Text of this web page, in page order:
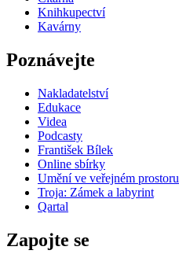
Knihkupectví
Kavárny
Poznávejte
Nakladatelství
Edukace
Videa
Podcasty
František Bílek
Online sbírky
Umění ve veřejném prostoru
Troja: Zámek a labyrint
Qartal
Zapojte se